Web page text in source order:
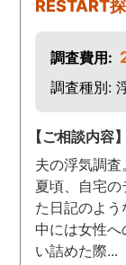
RESTART
調査費用:
調査種別:
【ご相談内容】
夫の浮気調査
夏頃、自宅
た日記のよう
中には女性
い詰めた際...